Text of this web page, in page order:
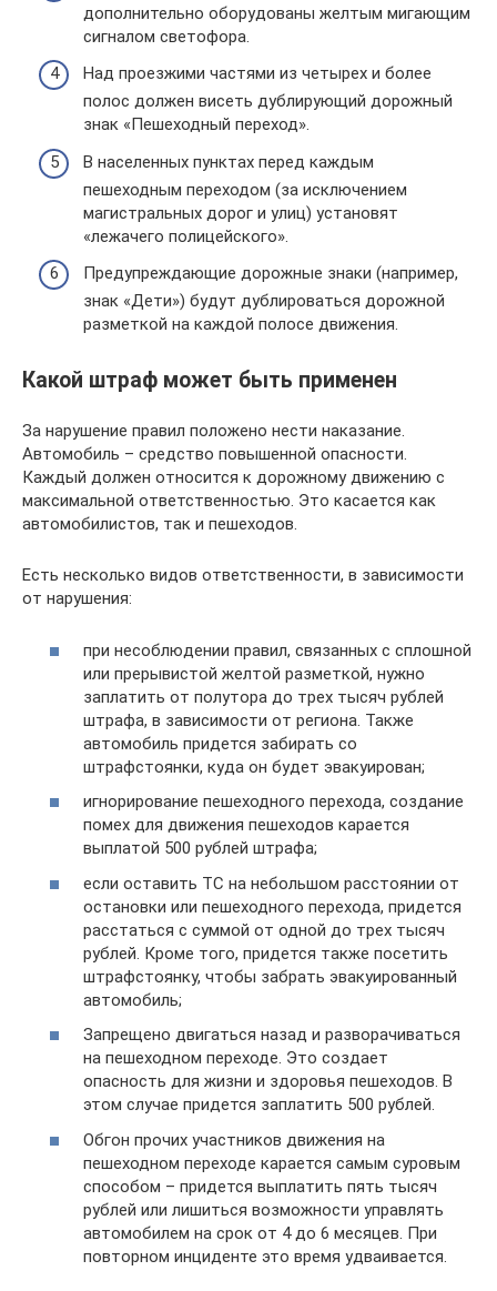
дополнительно оборудованы желтым мигающим
сигналом светофора.
Над проезжими частями из четырех и более
полос должен висеть дублирующий дорожный
знак «Пешеходный переход».
В населенных пунктах перед каждым
пешеходным переходом (за исключением
магистральных дорог и улиц) установят
«лежачего полицейского».
Предупреждающие дорожные знаки (например,
знак «Дети») будут дублироваться дорожной
разметкой на каждой полосе движения.
Какой штраф может быть применен
За нарушение правил положено нести наказание.
Автомобиль – средство повышенной опасности.
Каждый должен относится к дорожному движению с
максимальной ответственностью. Это касается как
автомобилистов, так и пешеходов.
Есть несколько видов ответственности, в зависимости
от нарушения:
при несоблюдении правил, связанных с сплошной
или прерывистой желтой разметкой, нужно
заплатить от полутора до трех тысяч рублей
штрафа, в зависимости от региона. Также
автомобиль придется забирать со
штрафстоянки, куда он будет эвакуирован;
игнорирование пешеходного перехода, создание
помех для движения пешеходов карается
выплатой 500 рублей штрафа;
если оставить ТС на небольшом расстоянии от
остановки или пешеходного перехода, придется
расстаться с суммой от одной до трех тысяч
рублей. Кроме того, придется также посетить
штрафстоянку, чтобы забрать эвакуированный
автомобиль;
Запрещено двигаться назад и разворачиваться
на пешеходном переходе. Это создает
опасность для жизни и здоровья пешеходов. В
этом случае придется заплатить 500 рублей.
Обгон прочих участников движения на
пешеходном переходе карается самым суровым
способом – придется выплатить пять тысяч
рублей или лишиться возможности управлять
автомобилем на срок от 4 до 6 месяцев. При
повторном инциденте это время удваивается.